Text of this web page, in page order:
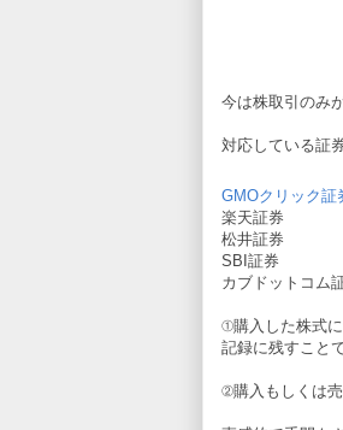
今は株取引のみ
対応している証
GMOクリック証
楽天証券
松井証券
SBI証券
カブドットコム
①購入した株式
記録に残すこと
②購入もしくは